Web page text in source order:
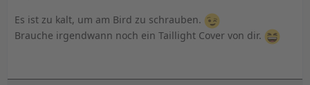
Es ist zu kalt, um am Bird zu schrauben.
Brauche irgendwann noch ein Taillight Cover von dir.